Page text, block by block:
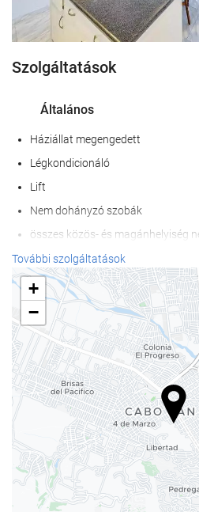
Szolgáltatások
Általános
Háziállat megengedett
Légkondicionáló
Lift
Nem dohányzó szobák
összes közös- és magánhelyiség
Internet
Wi-Fi az épület egész területén
Ingyenes Wi-Fi
Internet
Medence
szabadtéri medence
Wellness
További szolgáltatások
+
−